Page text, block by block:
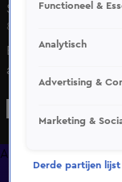
Seizoen 1,
8 juli 2016, 21:25
Bekijk aflevering 7
aflevering is
Zoete Wraak is
Afleveringen
Functioneel &
Analytisch
Advertising &
Marketing &
Derde partijen lijst